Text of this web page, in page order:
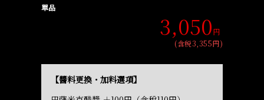
單品
3,050円
(含税3,355円)
【醬料更換・加料選項】